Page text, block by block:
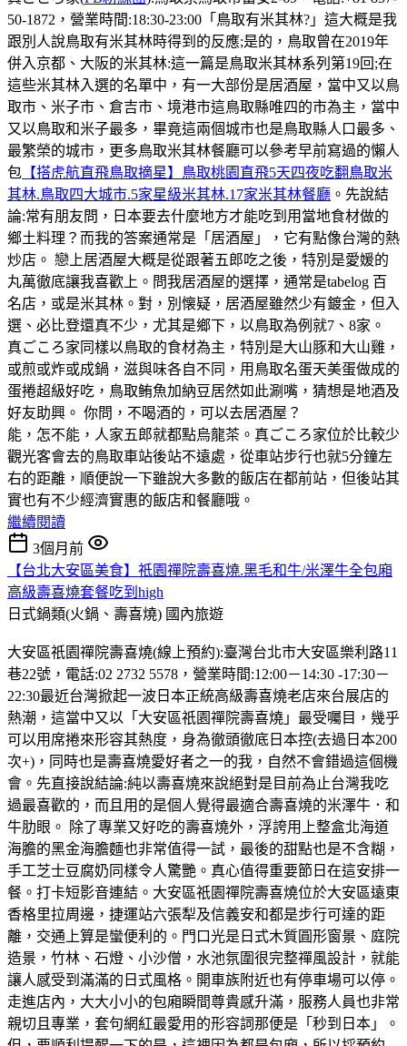
50-1872，營業時間:18:30-23:00「鳥取有米其林?」這大概是我
跟別人說鳥取有米其林時得到的反應;是的，鳥取曾在2019年
併入京都、大阪的米其林:這一篇是鳥取米其林系列第19回;在
這些米其林入選的名單中，有一大部份是居酒屋，當中又以鳥
取市、米子市、倉吉市、境港市這鳥取縣唯四的市為主，當中
又以鳥取和米子最多，畢竟這兩個城市也是鳥取縣人口最多、
最繁榮的城市，更多鳥取米其林餐廳可以參考早前寫過的懶人
包 【搭虎航直飛鳥取摘星】鳥取桃園直飛5天四夜吃翻鳥取米
其林.鳥取四大城市.5家星級米其林.17家米其林餐廳 。先說結
論:常有朋友問，日本要去什麼地方才能吃到用當地食材做的
鄉土料理？而我的答案通常是「居酒屋」，它有點像台灣的熱
炒店。 戀上居酒屋大概是從跟著五郎吃之後，特別是愛媛的
丸萬徹底讓我喜歡上。問我居酒屋的選擇，通常是tabelog 百
名店，或是米其林。對，別懐疑，居酒屋雖然少有鍍金，但入
選、必比登還真不少，尤其是鄉下，以鳥取為例就7、8家。
真ごころ家同樣以鳥取的食材為主，特別是大山豚和大山雞，
或煎或炸或成鍋，滋與味各自不同，用鳥取名蛋天美蛋做成的
蛋捲超級好吃，鳥取鲔魚加納豆居然如此涮嘴，猜想是地酒及
好友助興。 你問，不喝酒的，可以去居酒屋？
能，怎不能，人家五郎就都點烏龍茶。真ごころ家位於比較少
觀光客會去的鳥取車站後站不遠處，從車站步行也就5分鐘左
右的距離，順便說一下雖說大多數的飯店在都前站，但後站其
實也有不少經濟實惠的飯店和餐廳哦。
繼續閱讀
3個月前
【台北大安區美食】祇園禪院壽喜燒.黑毛和牛/米澤牛全包廂
高級壽喜燒套餐吃到high
日式鍋類(火鍋、壽喜燒) 國內旅遊
大安區祇園禪院壽喜燒(線上預約):臺灣台北市大安區樂利路11
巷22號，電話:02 2732 5578，營業時間:12:00－14:30 -17:30－
22:30最近台灣掀起一波日本正統高級壽喜燒老店來台展店的
熱潮，這當中又以「大安區祇園禪院壽喜燒」最受囑目，幾乎
可以用席捲來形容其熱度，身為徹頭徹底日本控(去過日本200
次+)，同時也是壽喜燒愛好者之一的我，自然不會錯過這個機
會。先直接說結論:純以壽喜燒來說絕對是目前為止台灣我吃
過最喜歡的，而且用的是個人覺得最適合壽喜燒的米澤牛．和
牛肋眼。 除了專業又好吃的壽喜燒外，浮誇用上整盒北海道
海膽的黑金海膽麵也非常值得一試，最後的甜點也是不含糊，
手工芝士豆腐奶同樣令人驚艷。真心值得重要節日在這安排一
餐。打卡短影音連結。大安區祇園禪院壽喜燒位於大安區遠東
香格里拉周邊，捷運站六張犁及信義安和都是步行可達的距
離，交通上算是蠻便利的。門口光是日式木質圓形窗景、庭院
造景，竹林、石燈、小沙僧，水池氛圍很完整禪風設計，就能
讓人感受到滿滿的日式風格。開車族附近也有停車場可以停。
走進店內，大大小小的包廂瞬間尊貴感升滿，服務人員也非常
親切且專業，套句網紅最愛用的形容詞那便是「秒到日本」。